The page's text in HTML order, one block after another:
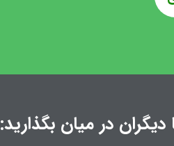
در میان بگذارید: